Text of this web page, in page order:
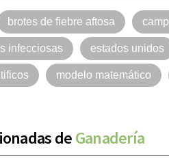
brotes de fiebre aftosa
infecciosas estados unidos
modelo matemático
deGanadería